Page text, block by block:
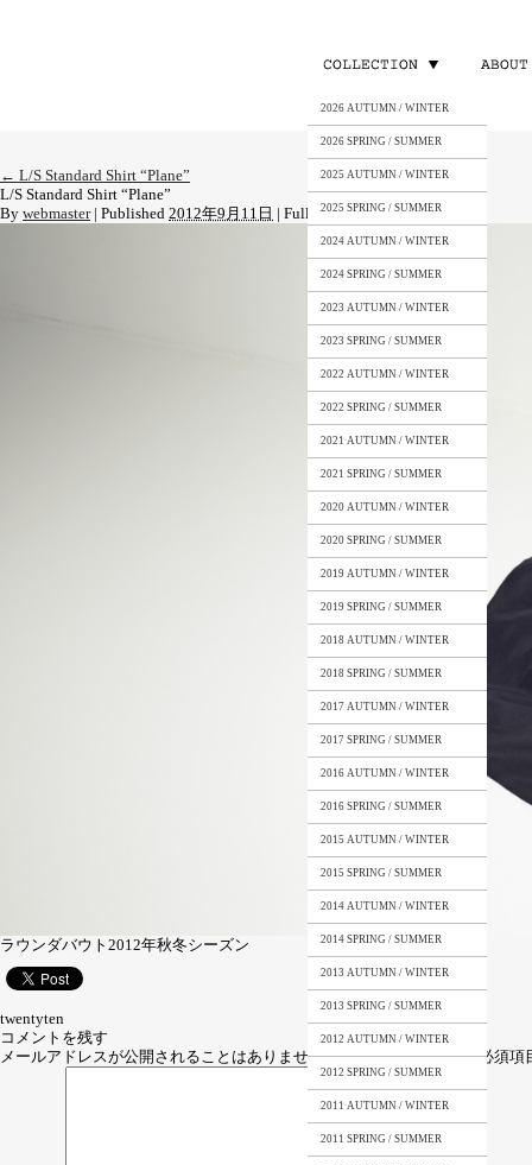
2026 AUTUMN / WINTER
2026 SPRING / SUMMER
2025 AUTUMN / WINTER
2025 SPRING / SUMMER
2024 AUTUMN / WINTER
2024 SPRING / SUMMER
2023 AUTUMN / WINTER
2023 SPRING / SUMMER
2022 AUTUMN / WINTER
2022 SPRING / SUMMER
2021 AUTUMN / WINTER
2021 SPRING / SUMMER
2020 AUTUMN / WINTER
2020 SPRING / SUMMER
2019 AUTUMN / WINTER
2019 SPRING / SUMMER
2018 AUTUMN / WINTER
2018 SPRING / SUMMER
2017 AUTUMN / WINTER
2017 SPRING / SUMMER
2016 AUTUMN / WINTER
2016 SPRING / SUMMER
2015 AUTUMN / WINTER
2015 SPRING / SUMMER
2014 AUTUMN / WINTER
2014 SPRING / SUMMER
2013 AUTUMN / WINTER
2013 SPRING / SUMMER
2012 AUTUMN / WINTER
2012 SPRING / SUMMER
2011 AUTUMN / WINTER
2011 SPRING / SUMMER
← L/S Standard Shirt “Plane”
L/S Standard Shirt “Plane”
By webmaster | Published 2012年9月11日 | Full size is1500 × 1000pixels
ラウンダバウト2012年秋冬シーズン
twentyten
コメントを残す
メールアドレスが公開されることはありません。 *が付いている欄は必須項